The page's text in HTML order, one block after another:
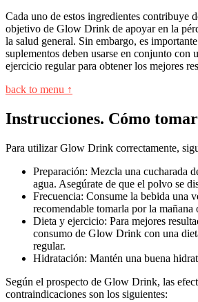
Cada uno de estos ingredientes contribuye
objetivo de Glow Drink de apoyar en la
la salud general. Sin embargo, es
suplementos deben usarse en conjunto con
ejercicio regular para obtener los mejores
back to menu ↑
Instrucciones. Cómo tomar
Para utilizar Glow Drink correctamente,
Preparación: Mezcla una cucharada
agua. Asegúrate de que el polvo se
Frecuencia: Consume la bebida una
recomendable tomarla por la mañana
Dieta y ejercicio: Para mejores
consumo de Glow Drink con una
regular.
Hidratación: Mantén una buena
Según el prospecto de Glow Drink, las
contraindicaciones son los siguientes: